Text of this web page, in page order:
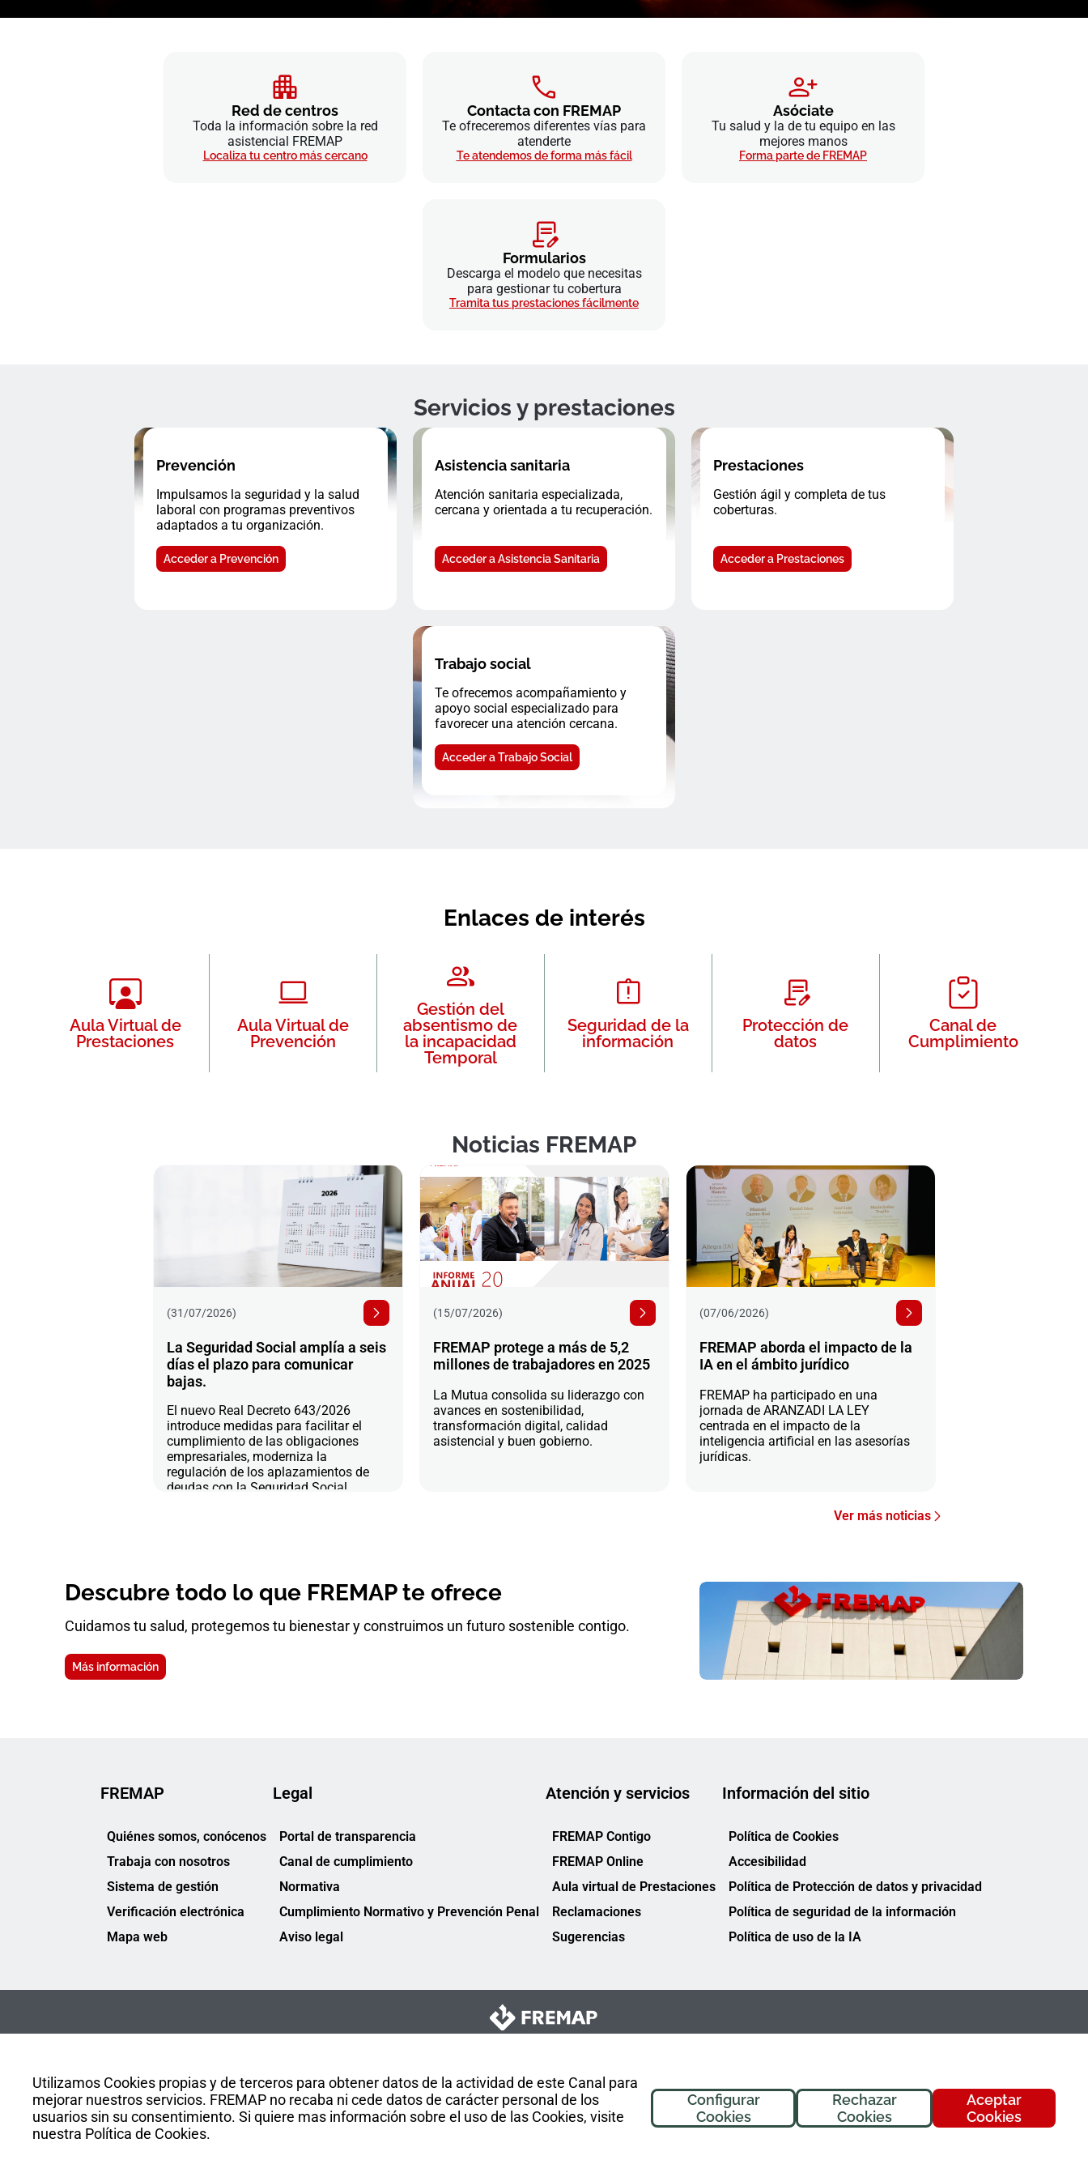
Utilizamos Cookies propias y de terceros para obtener datos de la actividad de este Canal para
mejorar nuestros servicios. FREMAP no recaba ni cede datos de carácter personal de los
usuarios sin su consentimiento. Si quiere mas información sobre el uso de las Cookies, visite
nuestra Política de Cookies.
Aceptar
Cookies
Rechazar
Cookies
Configurar
Cookies
Red de centros
Toda la información sobre la red
asistencial FREMAP
Localiza tu centro más cercano
Contacta con FREMAP
Te ofreceremos diferentes vías para
atenderte
Te atendemos de forma más fácil
Asóciate
Tu salud y la de tu equipo en las
mejores manos
Forma parte de FREMAP
Formularios
Descarga el modelo que necesitas
para gestionar tu cobertura
Tramita tus prestaciones fácilmente
Servicios y prestaciones
Prevención
Impulsamos la seguridad y la salud
laboral con programas preventivos
adaptados a tu organización.
Acceder a Prevención
Asistencia sanitaria
Atención sanitaria especializada,
cercana y orientada a tu recuperación.
Acceder a Asistencia Sanitaria
Prestaciones
Gestión ágil y completa de tus
coberturas.
Acceder a Prestaciones
Trabajo social
Te ofrecemos acompañamiento y
apoyo social especializado para
favorecer una atención cercana.
Acceder a Trabajo Social
Enlaces de interés
Aula Virtual de
Prestaciones
Aula Virtual de
Prevención
Gestión del
absentismo de
la incapacidad
Temporal
Seguridad de la
información
Protección de
datos
Canal de
Cumplimiento
Noticias FREMAP
(31/07/2026)
La Seguridad Social amplía a seis
días el plazo para comunicar
bajas.
El nuevo Real Decreto 643/2026
introduce medidas para facilitar el
cumplimiento de las obligaciones
empresariales, moderniza la
regulación de los aplazamientos de
deudas con la Seguridad Social
(15/07/2026)
FREMAP protege a más de 5,2
millones de trabajadores en 2025
La Mutua consolida su liderazgo con
avances en sostenibilidad,
transformación digital, calidad
asistencial y buen gobierno.
(07/06/2026)
FREMAP aborda el impacto de la
IA en el ámbito jurídico
FREMAP ha participado en una
jornada de ARANZADI LA LEY
centrada en el impacto de la
inteligencia artificial en las asesorías
jurídicas.
Ver más noticias
Descubre todo lo que FREMAP te ofrece
Cuidamos tu salud, protegemos tu bienestar y construimos un futuro sostenible contigo.
Más información
¡Hola! Soy
, tu asistente de
FREMAP. ¿En qué puedo ayudarte
hoy?
FREMAP
Quiénes somos, conócenos
Trabaja con nosotros
Sistema de gestión
Verificación electrónica
Mapa web
Legal
Portal de transparencia
Canal de cumplimiento
Normativa
Cumplimiento Normativo y Prevención Penal
Aviso legal
Atención y servicios
FREMAP Contigo
FREMAP Online
Aula virtual de Prestaciones
Reclamaciones
Sugerencias
Información del sitio
Política de Cookies
Accesibilidad
Política de Protección de datos y privacidad
Política de seguridad de la información
Política de uso de la IA